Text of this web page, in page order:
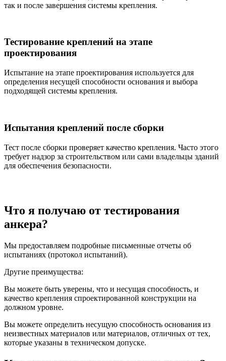
так и после завершения системы крепления.
Тестирование креплений на этапе
проектирования
Испытание на этапе проектирования используется для
определения несущей способности основания и выбора
подходящей системы крепления.
Испытания креплений после сборки
Тест после сборки проверяет качество крепления. Часто этого
требует надзор за строительством или сами владельцы зданий
для обеспечения безопасности.
Что я получаю от тестирования
анкера?
Мы предоставляем подробные письменные отчеты об
испытаниях (протокол испытаний).
Другие преимущества:
Вы можете быть уверены, что и несущая способность, и
качество крепления спроектированной конструкции на
должном уровне.
Вы можете определить несущую способность основания из
неизвестных материалов или материалов, отличных от тех,
которые указаны в техническом допуске.